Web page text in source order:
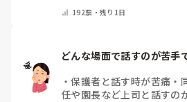
192票・残り1日
どんな場面で話すのが苦手
・保護者と話す時が苦痛 ・
任や園長など上司と話すの